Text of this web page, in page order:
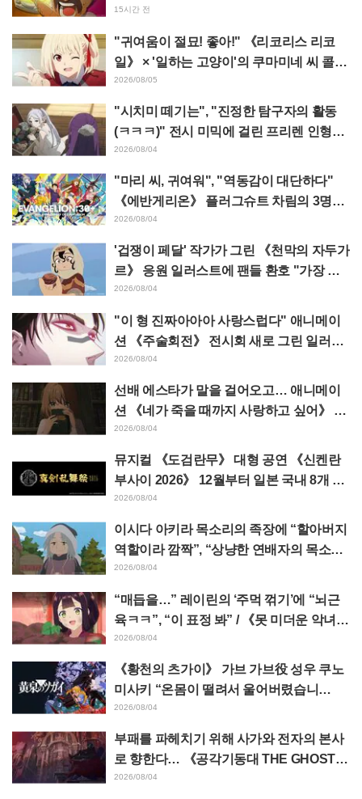
아키오가 연기하는 마레스 대령 등장! 캐스
트 코멘트 & 엔드 카드 공개
15시간 전
"귀여움이 절묘! 좋아!" 《리코리스 리코
일》 × '일하는 고양이'의 쿠마미네 씨 콜라
보 발표에 "좋아!" 반응 잇따라
2026/08/05
"시치미 떼기는", "진정한 탐구자의 활동
(ㅋㅋㅋ)" 전시 미믹에 걸린 프리렌 인형에
태클 쇄도 《장송의 프리렌》
2026/08/04
"마리 씨, 귀여워", "역동감이 대단하다"
《에반게리온》 플러그슈트 차림의 3명을
그린 마츠바라 히데노리 씨의 아름다운 드
로잉 공개에 화제
2026/08/04
'겁쟁이 페달' 작가가 그린 《천막의 자두가
르》 응원 일러스트에 팬들 환호 "가장 평
소 그림체가 다른 사람이 그리면 이렇게 된
2026/08/04
"이 형 진짜아아아 사랑스럽다" 애니메이
션 《주술회전》 전시회 새로 그린 일러스
트에서 이타도리 유지에게 다가가는 초소
에 팬들 환호
2026/08/04
선배 에스타가 말을 걸어오고… 애니메이
션 《네가 죽을 때까지 사랑하고 싶어》 제
5화 줄거리·장면 컷·WEB 예고·에피소드
포스터 공개
2026/08/04
뮤지컬 《도검란무》 대형 공연 《신켄란
부사이 2026》 12월부터 일본 국내 8개 도
시에서 개최 결정! 총 44도검남사가 집결
2026/08/04
이시다 아키라 목소리의 족장에 “할아버지
역할이라 깜짝”, “상냥한 연배자의 목소리
도 좋네” 애니메이션 《천막의 자두가르》
2026/08/04
“매듭을…” 레이린의 ‘주먹 꺾기’에 “뇌근
육ㅋㅋ”, “이 표정 봐” / 《못 미더운 악녀입
니다만》 4화
2026/08/04
《황천의 츠가이》 가브 가브役 성우 쿠노
미사키 “온몸이 떨려서 울어버렸습니
다…” 제17화에서의 “혼신의 명연” 비하인
드를 밝히다
2026/08/04
부패를 파헤치기 위해 사가와 전자의 본사
로 향한다… 《공각기동대 THE GHOST I
N THE SHELL》 제5화 줄거리·장면 컷·에
2026/08/04